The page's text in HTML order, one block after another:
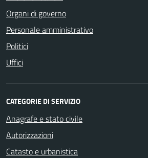
Organi di governo
Personale amministrativo
Politici
Uffici
CATEGORIE DI SERVIZIO
Anagrafe e stato civile
Autorizzazioni
Catasto e urbanistica